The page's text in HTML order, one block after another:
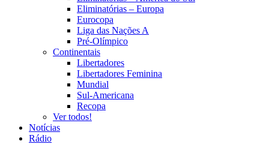
Eliminatórias – Europa
Eurocopa
Liga das Nações A
Pré-Olímpico
Continentais
Libertadores
Libertadores Feminina
Mundial
Sul-Americana
Recopa
Ver todos!
Notícias
Rádio